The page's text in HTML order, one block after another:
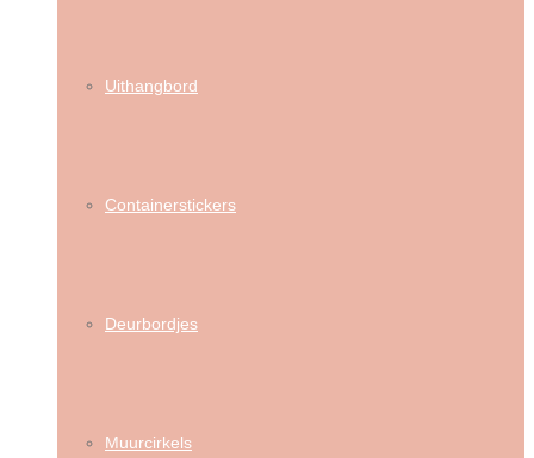
Uithangbord
Containerstickers
Deurbordjes
Muurcirkels